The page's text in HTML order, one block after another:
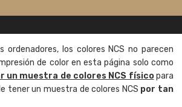
ordenadores, los colores NCS no parecen
de color en esta página solo como
un muestra de colores NCS físicopara
tener un muestra de colores NCS por tan